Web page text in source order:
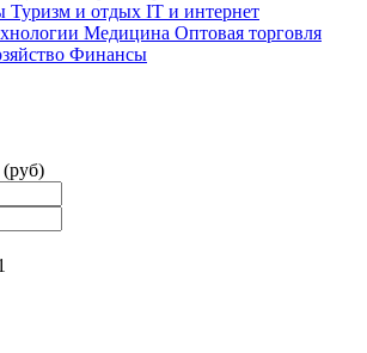
Туризм и отдых IT и интернет
Медицина Оптовая торговля
Финансы